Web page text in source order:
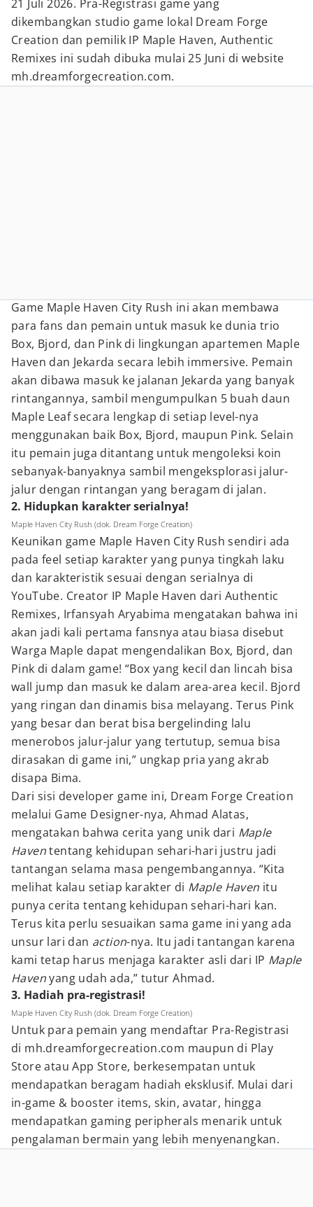
21 Juli 2026. Pra-Registrasi game yang
dikembangkan studio game lokal Dream Forge
Creation dan pemilik IP Maple Haven, Authentic
Remixes ini sudah dibuka mulai 25 Juni di website
mh.dreamforgecreation.com.
Game Maple Haven City Rush ini akan membawa
para fans dan pemain untuk masuk ke dunia trio
Box, Bjord, dan Pink di lingkungan apartemen Maple
Haven dan Jekarda secara lebih immersive. Pemain
akan dibawa masuk ke jalanan Jekarda yang banyak
rintangannya, sambil mengumpulkan 5 buah daun
Maple Leaf secara lengkap di setiap level-nya
menggunakan baik Box, Bjord, maupun Pink. Selain
itu pemain juga ditantang untuk mengoleksi koin
sebanyak-banyaknya sambil mengeksplorasi jalur-
jalur dengan rintangan yang beragam di jalan.
2. Hidupkan karakter serialnya!
Maple Haven City Rush (dok. Dream Forge Creation)
Keunikan game Maple Haven City Rush sendiri ada
pada feel setiap karakter yang punya tingkah laku
dan karakteristik sesuai dengan serialnya di
YouTube. Creator IP Maple Haven dari Authentic
Remixes, Irfansyah Aryabima mengatakan bahwa ini
akan jadi kali pertama fansnya atau biasa disebut
Warga Maple dapat mengendalikan Box, Bjord, dan
Pink di dalam game! “Box yang kecil dan lincah bisa
wall jump dan masuk ke dalam area-area kecil. Bjord
yang ringan dan dinamis bisa melayang. Terus Pink
yang besar dan berat bisa bergelinding lalu
menerobos jalur-jalur yang tertutup, semua bisa
dirasakan di game ini,” ungkap pria yang akrab
disapa Bima.
Dari sisi developer game ini, Dream Forge Creation
melalui Game Designer-nya, Ahmad Alatas,
mengatakan bahwa cerita yang unik dari Maple
Havententang kehidupan sehari-hari justru jadi
tantangan selama masa pengembangannya. “Kita
melihat kalau setiap karakter di Maple Haven itu
punya cerita tentang kehidupan sehari-hari kan.
Terus kita perlu sesuaikan sama game ini yang ada
unsur lari dan action-nya. Itu jadi tantangan karena
kami tetap harus menjaga karakter asli dari IP Maple
Havenyang udah ada,” tutur Ahmad.
3. Hadiah pra-registrasi!
Maple Haven City Rush (dok. Dream Forge Creation)
Untuk para pemain yang mendaftar Pra-Registrasi
di mh.dreamforgecreation.com maupun di Play
Store atau App Store, berkesempatan untuk
mendapatkan beragam hadiah eksklusif. Mulai dari
in-game & booster items, skin, avatar, hingga
mendapatkan gaming peripherals menarik untuk
pengalaman bermain yang lebih menyenangkan.